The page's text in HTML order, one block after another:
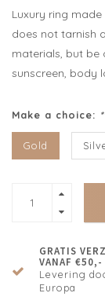
Luxury ring
does not tarnish
materials, but be
sunscreen, body
Make a choice: *
Gold
GRATIS
VANAF €50,-
Levering
Europa